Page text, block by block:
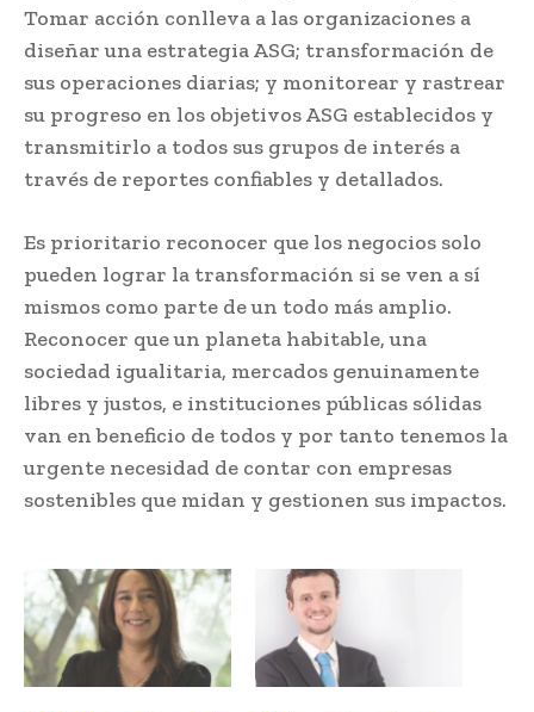
Tomar acción conlleva a las organizaciones a
diseñar una estrategia ASG; transformación de
sus operaciones diarias; y monitorear y rastrear
su progreso en los objetivos ASG establecidos y
transmitirlo a todos sus grupos de interés a
través de reportes confiables y detallados.
Es prioritario reconocer que los negocios solo
pueden lograr la transformación si se ven a sí
mismos como parte de un todo más amplio.
Reconocer que un planeta habitable, una
sociedad igualitaria, mercados genuinamente
libres y justos, e instituciones públicas sólidas
van en beneficio de todos y por tanto tenemos la
urgente necesidad de contar con empresas
sostenibles que midan y gestionen sus impactos.